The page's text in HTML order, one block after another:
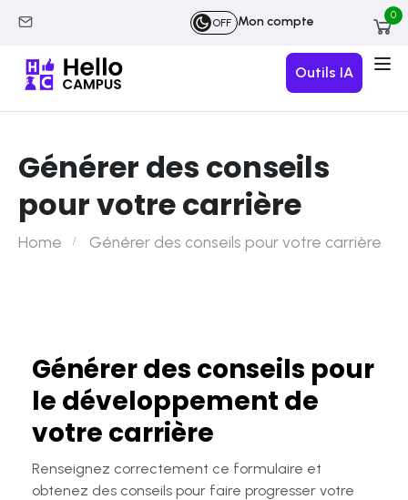
OFF Mon compte 0
Outils IA
Générer des conseils
pour votre carrière
Home Générer des conseils pour votre carrière
Générer des conseils pour
le développement de
votre carrière
Renseignez correctement ce formulaire et
obtenez des conseils pour faire progresser votre